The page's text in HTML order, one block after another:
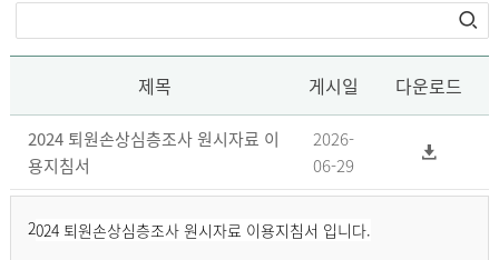
제목 게시일 다운로드
2024 퇴원손상심층조사 원시자료 이
용지침서
2026-
06-29
2024 퇴원손상심층조사 원시자료 이용지침서 입니다.